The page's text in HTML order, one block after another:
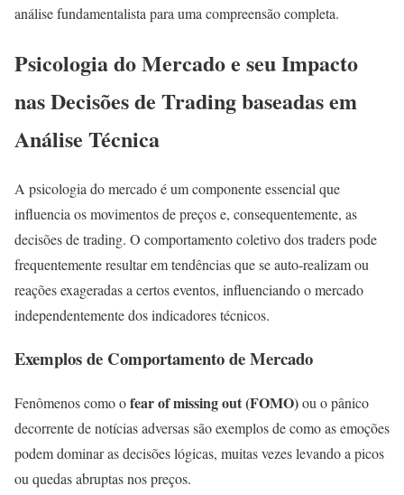
análise fundamentalista para uma compreensão completa.
Psicologia do Mercado e seu Impacto
nas Decisões de Trading baseadas em
Análise Técnica
A psicologia do mercado é um componente essencial que
influencia os movimentos de preços e, consequentemente, as
decisões de trading. O comportamento coletivo dos traders pode
frequentemente resultar em tendências que se auto-realizam ou
reações exageradas a certos eventos, influenciando o mercado
independentemente dos indicadores técnicos.
Exemplos de Comportamento de Mercado
Fenômenos como ofear of missing out (FOMO)ou o pânico
decorrente de notícias adversas são exemplos de como as emoções
podem dominar as decisões lógicas, muitas vezes levando a picos
ou quedas abruptas nos preços.